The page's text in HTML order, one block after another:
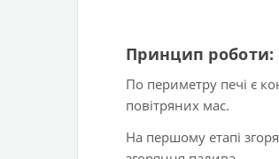
Принцип роботи:
По периметру печі є
повітряних мас.
На першому етапі